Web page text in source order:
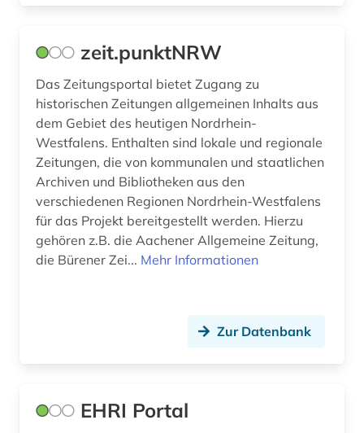
einstein (1)
einwanderer (1)
einwanderung (1)
eisenbahn (1)
elektronische bibliothek (5)
elektronische publikation (3)
elektronische ressource (1)
englisch (2)
zeit.punktNRW
Das Zeitungsportal bietet Zugang zu
historischen Zeitungen allgemeinen Inhalts aus
dem Gebiet des heutigen Nordrhein-
Westfalens. Enthalten sind lokale und regionale
Zeitungen, die von kommunalen und staatlichen
Archiven und Bibliotheken aus den
verschiedenen Regionen Nordrhein-Westfalens
für das Projekt bereitgestellt werden. Hierzu
gehören z.B. die Aachener Allgemeine Zeitung,
die Bürener Zei... Mehr Informationen
Zur Datenbank
EHRI Portal